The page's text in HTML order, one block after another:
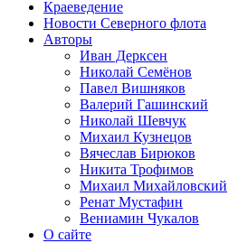
Краеведение
Новости Северного флота
Авторы
Иван Дерксен
Николай Семёнов
Павел Вишняков
Валерий Гашинский
Николай Шевчук
Михаил Кузнецов
Вячеслав Бирюков
Никита Трофимов
Михаил Михайловский
Ренат Мустафин
Вениамин Чукалов
О сайте